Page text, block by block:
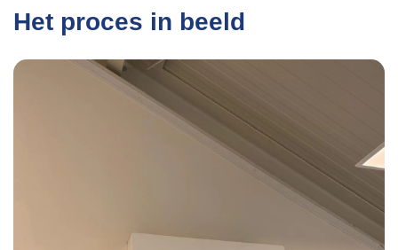
Het proces in beeld